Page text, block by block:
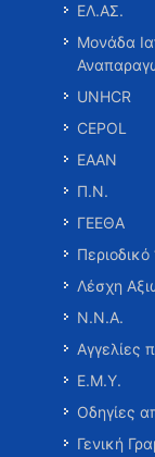
ΕΛ.ΑΣ.
Μονάδα
UNHCR
CEPOL
ΕΑΑΝ
Π.Ν.
ΓΕΕΘΑ
Περιοδικό
Λέσχη
Ν.Ν.Α.
Αγγελίες
Ε.Μ.Υ.
Οδηγίες
Γενική